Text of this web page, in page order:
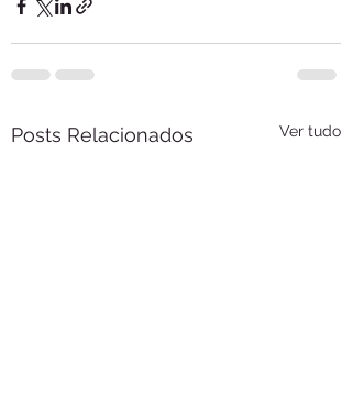
Posts Relacionados Ver tudo